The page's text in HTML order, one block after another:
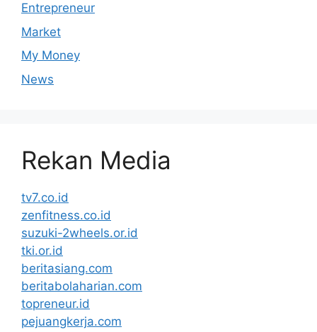
Entrepreneur
Market
My Money
News
Rekan Media
tv7.co.id
zenfitness.co.id
suzuki-2wheels.or.id
tki.or.id
beritasiang.com
beritabolaharian.com
topreneur.id
pejuangkerja.com